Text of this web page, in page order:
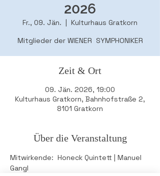
2026
Fr., 09. Jän.
  |
Kulturhaus Gratkorn
Mitglieder der WIENER SYMPHONIKER
Zeit & Ort
09. Jän. 2026, 19:00
Kulturhaus Gratkorn, Bahnhofstraße 2,
8101 Gratkorn
Über die Veranstaltung
Mitwirkende:  Honeck Quintett | Manuel
Gangl